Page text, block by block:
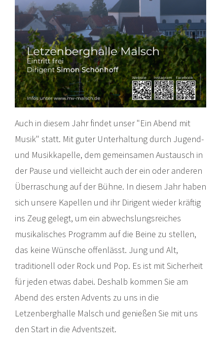
Auch in diesem Jahr findet unser "Ein Abend mit
Musik" statt. Mit guter Unterhaltung durch Jugend-
und Musikkapelle, dem gemeinsamen Austausch in
der Pause und vielleicht auch der ein oder anderen
Überraschung auf der Bühne. In diesem Jahr haben
sich unsere Kapellen und ihr Dirigent wieder kräftig
ins Zeug gelegt, um ein abwechslungsreiches
musikalisches Programm auf die Beine zu stellen,
das keine Wünsche offenlässt. Jung und Alt,
traditionell oder Rock und Pop. Es ist mit Sicherheit
für jeden etwas dabei. Deshalb kommen Sie am
Abend des ersten Advents zu uns in die
Letzenberghalle Malsch und genießen Sie mit uns
den Start in die Adventszeit.